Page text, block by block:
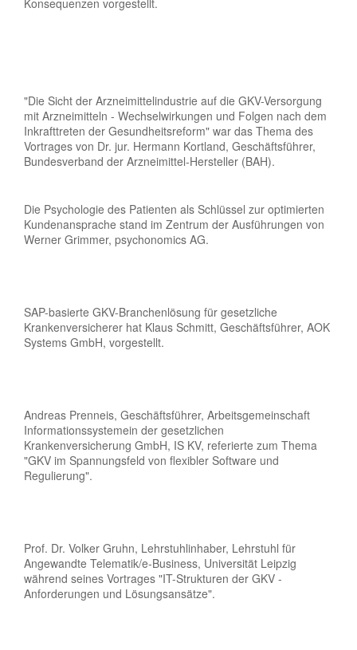
Konsequenzen vorgestellt.
"Die Sicht der Arzneimittelindustrie auf die GKV-Versorgung
mit Arzneimitteln - Wechselwirkungen und Folgen nach dem
Inkrafttreten der Gesundheitsreform" war das Thema des
Vortrages von Dr. jur. Hermann Kortland, Geschäftsführer,
Bundesverband der Arzneimittel-Hersteller (BAH).
Die Psychologie des Patienten als Schlüssel zur optimierten
Kundenansprache stand im Zentrum der Ausführungen von
Werner Grimmer, psychonomics AG.
SAP-basierte GKV-Branchenlösung für gesetzliche
Krankenversicherer hat Klaus Schmitt, Geschäftsführer, AOK
Systems GmbH, vorgestellt.
Andreas Prenneis, Geschäftsführer, Arbeitsgemeinschaft
Informationssystemein der gesetzlichen
Krankenversicherung GmbH, IS KV, referierte zum Thema
"GKV im Spannungsfeld von flexibler Software und
Regulierung".
Prof. Dr. Volker Gruhn, Lehrstuhlinhaber, Lehrstuhl für
Angewandte Telematik/e-Business, Universität Leipzig
während seines Vortrages "IT-Strukturen der GKV -
Anforderungen und Lösungsansätze".